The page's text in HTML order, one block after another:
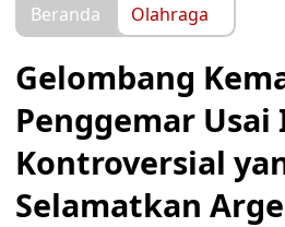
Beranda Olahraga
Gelombang
Penggemar Usai
Kontroversial
Selamatkan